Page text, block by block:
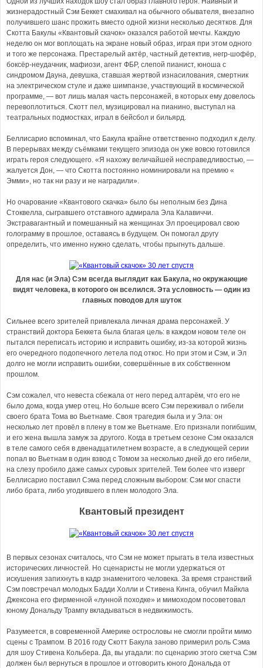
жизнерадостный Сэм Беккет смахивал на обычного обывателя, внезапно
получившего шанс прожить вместо одной жизни несколько десятков. Для
Скотта Бакулы «Квантовый скачок» оказался работой мечты. Каждую
неделю он мог воплощать на экране новый образ, играя при этом одного
и того же персонажа. Престарелый актёр, частный детектив, негр-шофёр,
боксёр-неудачник, мафиози, агент ФБР, слепой пианист, юноша с
синдромом Дауна, девушка, ставшая жертвой изнасилования, смертник
на электрическом стуле и даже шимпанзе, участвующий в космической
программе, — вот лишь малая часть персонажей, в которых ему довелось
перевоплотиться. Скотт пел, музицировал на пианино, выступал на
театральных подмостках, играл в бейсбол и бильярд.
Беллисарио вспоминал, что Бакула крайне ответственно подходил к делу.
В перерывах между съёмками текущего эпизода он уже вовсю готовился
играть героя следующего. «Я нахожу величайшей несправедливостью, —
жалуется Дон, — что Скотта постоянно номинировали на премию «
Эмми», но так ни разу и не наградили».
Но очарование «Квантового скачка» было бы неполным без Дина
Стоквелла, сыгравшего отставного адмирала Эла Калавиччи.
Экстравагантный и помешанный на женщинах Эл проецировал свою
голограмму в прошлое, оставаясь в будущем. Он помогал другу
определить, что именно нужно сделать, чтобы прыгнуть дальше.
Для нас (и Эла) Сэм всегда выглядит как Бакула, но окружающие
видят человека, в которого он вселился. Эта условность — один из
главных поводов для шуток
Сильнее всего зрителей привлекала личная драма персонажей. У
странствий доктора Беккета была благая цель: в каждом новом теле он
пытался переписать историю и исправить ошибку, из-за которой жизнь
его очередного подопечного летела под откос. Но при этом и Сэм, и Эл
долго не могли исправить ошибки, совершённые в их собственном
прошлом.
Сэм сожалел, что невеста сбежала от него перед алтарём, что его не
было дома, когда умер отец. Но больше всего Сэм переживал о гибели
своего брата Тома во Вьетнаме. Своя трагедия была и у Эла: он
несколько лет провёл в плену в том же Вьетнаме. Его признали погибшим,
и его жена вышла замуж за другого. Когда в третьем сезоне Сэм оказался
в теле самого себя в двенадцатилетнем возрасте, а в следующей серии
попал во Вьетнам в один взвод с Томом за несколько дней до его гибели,
на слезу пробило даже самых суровых зрителей. Тем более что изверг
Беллисарио поставил Сэма перед сложным выбором: Сэм мог спасти
либо брата, либо угодившего в плен молодого Эла.
Квантовый президент
В первых сезонах считалось, что Сэм не может прыгать в тела известных
исторических личностей. Но сценаристы не могли удержаться от
искушения запихнуть в кадр знаменитого человека. За время странствий
Сэм повстречал молодых Бадди Холли и Стивена Кинга, обучил Майкла
Джексона его фирменной «лунной походке» и мимоходом посоветовал
юному Дональду Трампу вкладываться в недвижимость.
Разумеется, в современной Америке острословы не смогли пройти мимо
сцены с Трампом. В 2016 году Скотт Бакула заново примерил роль Сэма
для шоу Стивена Кольбера. Да, вы угадали: по сценарию этого скетча Сэм
должен был вернуться в прошлое и отговорить юного Дональда от